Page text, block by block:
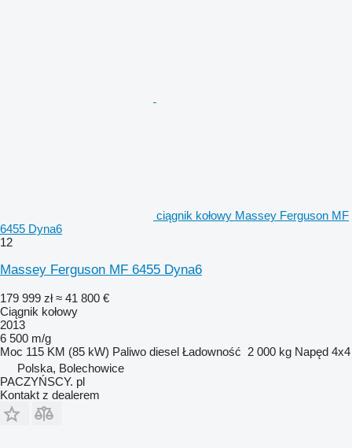
ciągnik kołowy Massey Ferguson MF
6455 Dyna6
12
Massey Ferguson MF 6455 Dyna6
179 999 zł ≈ 41 800 €
Ciągnik kołowy
2013
6 500 m/g
Moc 115 KM (85 kW) Paliwo diesel Ładowność 2 000 kg Napęd 4x4
Polska, Bolechowice
PACZYŃSCY. pl
Kontakt z dealerem